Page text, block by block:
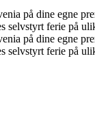
på dine egne
selvstyrt ferie på
på dine egne
selvstyrt ferie på